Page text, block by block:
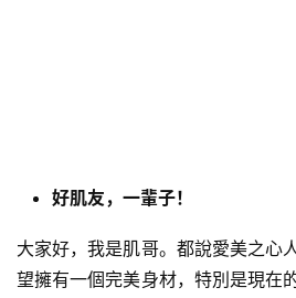
好肌友，一輩子！
大家好，我是肌哥。都說愛美之心
望擁有一個完美身材，特別是現在